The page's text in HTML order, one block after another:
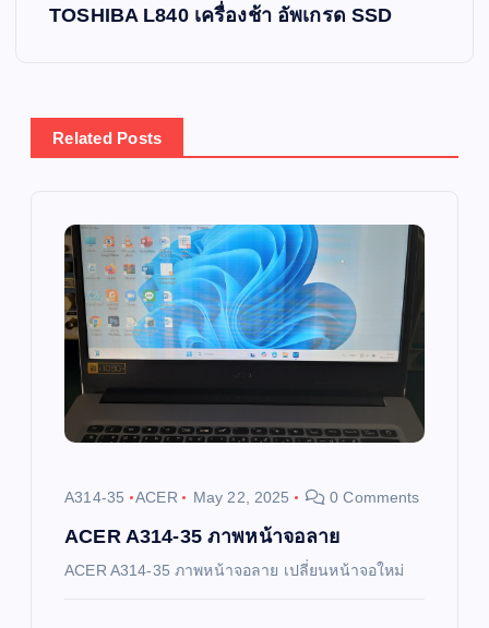
n
a
TOSHIBA L840 เครื่องช้า อัพเกรด SSD
Related Posts
A314-35 ACER May 22, 2025 0 Comments
ACER A314-35 ภาพหน้าจอลาย
ACER A314-35 ภาพหน้าจอลาย เปลี่ยนหน้าจอใหม่